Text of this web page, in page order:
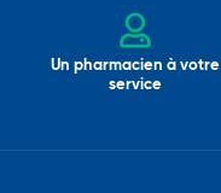
Un pharmacien à votre
service